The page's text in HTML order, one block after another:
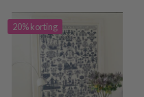
20% korting